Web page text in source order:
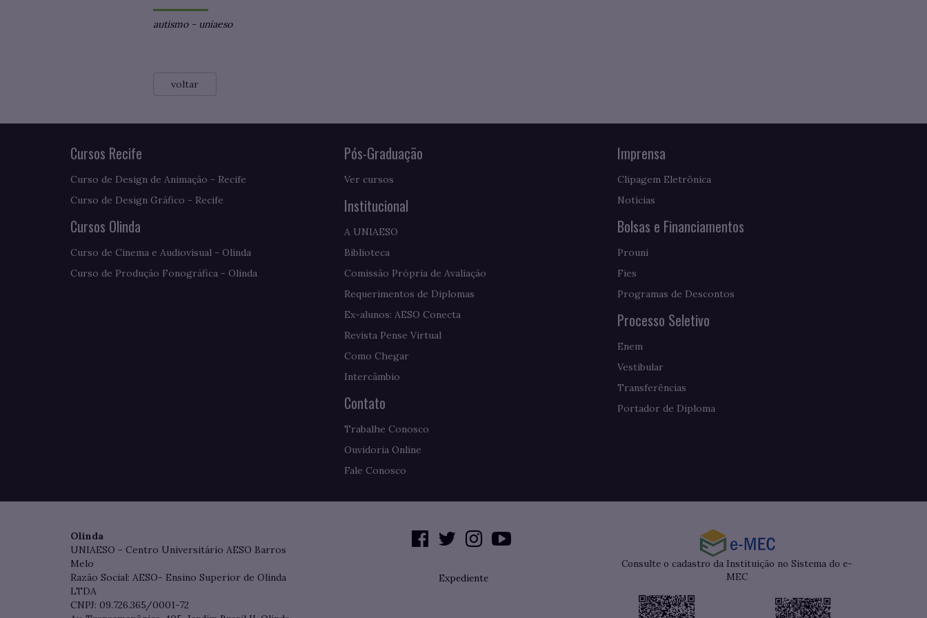
autismo- uniaeso
voltar
Cursos Recife
Curso de Design de Animação - Recife
Curso de Design Gráfico - Recife
Cursos Olinda
Curso de Cinema e Audiovisual - Olinda
Curso de Produção Fonográfica - Olinda
Pós-Graduação
Ver cursos
Institucional
A UNIAESO
Biblioteca
Comissão Própria de Avaliação
Requerimentos de Diplomas
Ex-alunos: AESO Conecta
Revista Pense Virtual
Como Chegar
Intercâmbio
Contato
Trabalhe Conosco
Ouvidoria Online
Fale Conosco
Imprensa
Clipagem Eletrônica
Notícias
Bolsas e Financiamentos
Prouni
Fies
Programas de Descontos
Processo Seletivo
Enem
Vestibular
Transferências
Portador de Diploma
Olinda
UNIAESO - Centro Universitário AESO Barros
Melo
Razão Social: AESO- Ensino Superior de Olinda
LTDA
CNPJ: 09.726.365/0001-72
Expediente
Consulte o cadastro da Instituição no Sistema do e-
MEC